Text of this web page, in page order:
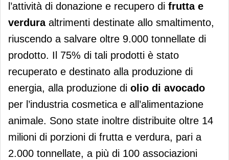
l’attività di donazione e recupero di frutta e
verduraaltrimenti destinate allo smaltimento,
riuscendo a salvare oltre 9.000 tonnellate di
prodotto. Il 75% di tali prodotti è stato
recuperato e destinato alla produzione di
energia, alla produzione di olio di avocado
per l’industria cosmetica e all’alimentazione
animale. Sono state inoltre distribuite oltre 14
milioni di porzioni di frutta e verdura, pari a
2.000 tonnellate, a più di 100 associazioni